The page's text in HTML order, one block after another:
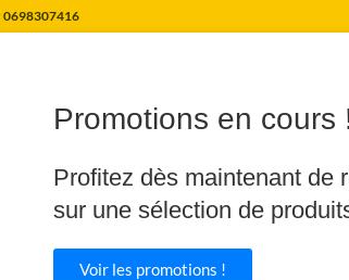
Promotions en cours
Profitez dès maintenant de
sur une sélection de
Voir les promotions !
0698307416